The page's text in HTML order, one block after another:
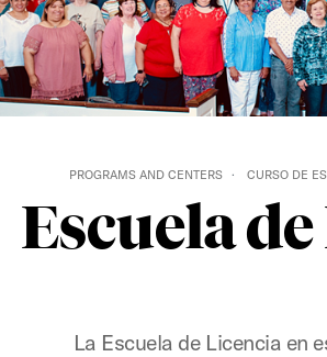
PROGRAMS AND CENTERS CURSO DE
Escuela
La Escuela de Licencia en